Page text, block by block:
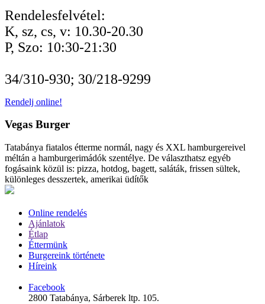
Rendelesfelvétel:
K, sz, cs, v: 10.30-20.30
P, Szo: 10:30-21:30
34/310-930; 30/218-9299
Rendelj online!
Vegas Burger
Tatabánya fiatalos étterme normál, nagy és XXL hamburgereivel
méltán a hamburgerimádók szentélye. De választhatsz egyéb
fogásaink közül is: pizza, hotdog, bagett, saláták, frissen sültek,
különleges desszertek, amerikai üdítők
Online rendelés
Ajánlatok
Étlap
Éttermünk
Burgereink története
Híreink
Facebook
2800 Tatabánya, Sárberek ltp. 105.